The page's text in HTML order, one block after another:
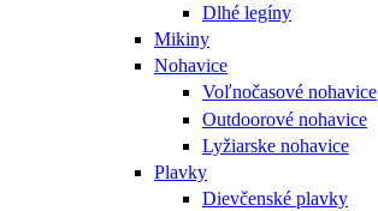
Dlhé legíny
Mikiny
Nohavice
Voľnočasové nohavice
Outdoorové nohavice
Lyžiarske nohavice
Plavky
Dievčenské plavky